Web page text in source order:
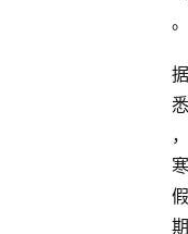
。
据
悉
，
寒
假
期